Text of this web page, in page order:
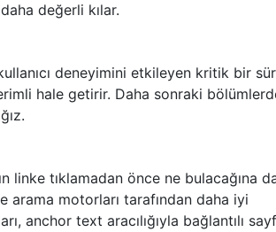
değerli kılar.
deneyimini etkileyen kritik bir
hale getirir. Daha sonraki
linke tıklamadan önce ne bulacağına
arama motorları tarafından daha iyi
anchor text aracılığıyla bağlantılı